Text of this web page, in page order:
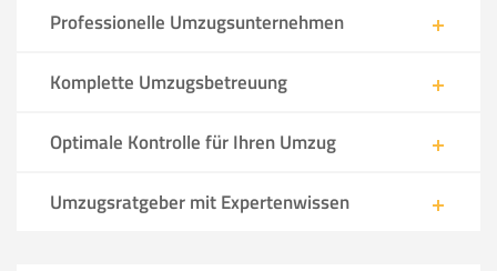
Professionelle Umzugsunternehmen
Komplette Umzugsbetreuung
Optimale Kontrolle für Ihren Umzug
Umzugsratgeber mit Expertenwissen